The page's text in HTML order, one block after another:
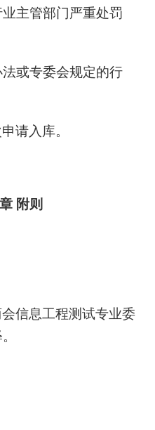
主管部门严重处罚
或专委会规定的行
请入库。
附则
信息工程测试专业委